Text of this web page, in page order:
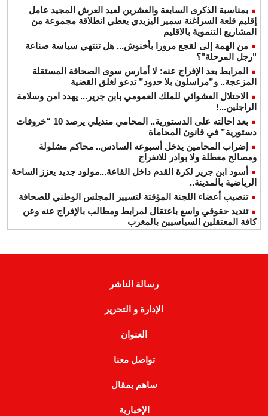
بمناسبة الذكرى السابعة والعشرين لعيد العرش المجيد عامل
إقليم قلعة السراغنة سمير اليزيدي يعطي انطلاقة مجموعة من
المشاريع التنموية بالاقليم
من الهمة إلى لقجع مرورا بأخنوش... هل تنتهي سياسة صناعة
"رجل المرحلة"؟
المرابط بعد الإفراج عنه: لا أمارس سوى الصحافة المستقلة
المزعجة.. و”مراسلون بلا حدود” تدعو لغلق القضية
الاحتلال العشوائي للملك العمومي بابن جرير... يهدد امن وسلامة
الراجلين...!
بعد احالته على الدستورية.. المحامي منديلي يرصد 10 “خروقات
دستورية” في قانون المحاماة
إضراب المحامين يدخل أسبوعه السادس.. محاكم مشلولة
ومصالح معطلة ولا بوادر للانفراج
أسود ابن جرير لكرة القدم داخل القاعة...مولود جديد يعزز الساحة
الرياضية بالمدينة..
تنصيب أعضاء اللجنة المؤقتة لتسيير المجلس الوطني للصحافة
تنديد حقوقي واسع باعتقال لمرابط ومطالب بالإفراج عنه وعن
كافة المعتقلين السياسيين بالمغرب
رسالة الناشر
الإدارة و التحرير
العنوان
تواصل معنا
ساهم بمقال
الإخبارية